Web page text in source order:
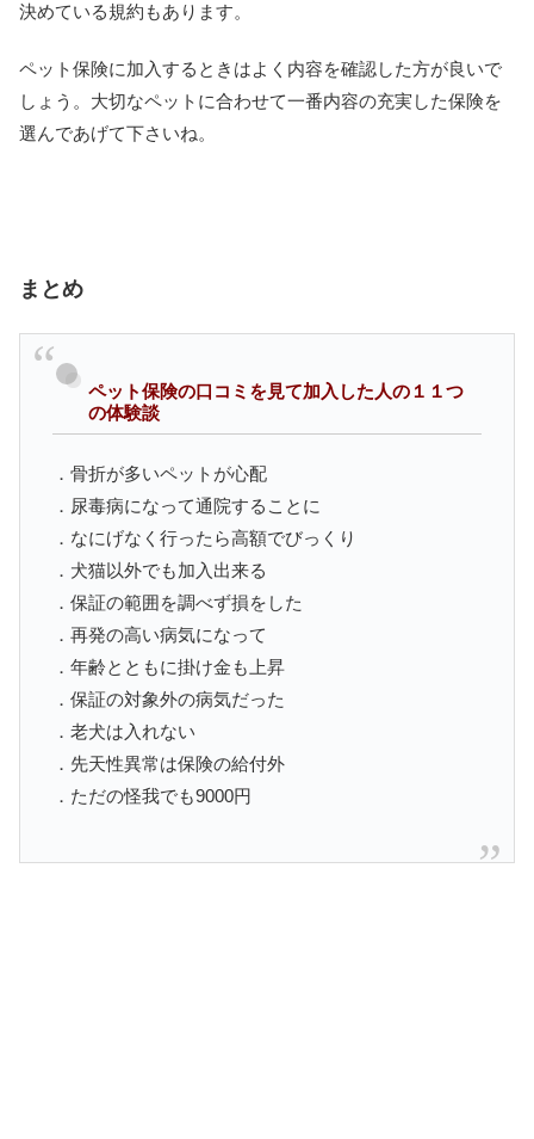
決めている規約もあります。
ペット保険に加入するときはよく内容を確認した方が良いで
しょう。大切なペットに合わせて一番内容の充実した保険を
選んであげて下さいね。
まとめ
ペット保険の口コミを見て加入した人の１１つ
の体験談
．骨折が多いペットが心配
．尿毒病になって通院することに
．なにげなく行ったら高額でびっくり
．犬猫以外でも加入出来る
．保証の範囲を調べず損をした
．再発の高い病気になって
．年齢とともに掛け金も上昇
．保証の対象外の病気だった
．老犬は入れない
．先天性異常は保険の給付外
．ただの怪我でも9000円